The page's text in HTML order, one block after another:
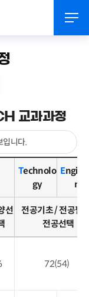
교과과정
입니다.
Technolo
gy
E
ng
선
전공기초 / 전공필
전공선택
72(54)